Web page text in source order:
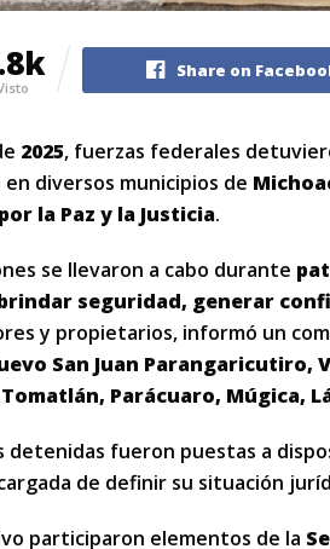
Share on
2025, fuerzas federales
en diversos municipios de
la Paz y la Justicia.
se llevaron a cabo durante
seguridad, generar
y propietarios, informó un
San Juan
Parácuaro, Múgica,
detenidas fueron puestas a
de definir su situación
participaron elementos de la